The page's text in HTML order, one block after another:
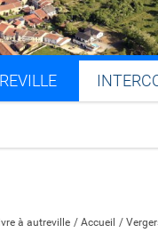
à autreville Accueil